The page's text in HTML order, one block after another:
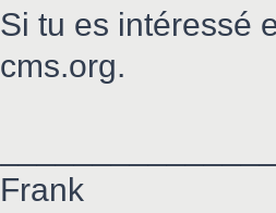
Si tu es intéressé
cms.org.
Frank